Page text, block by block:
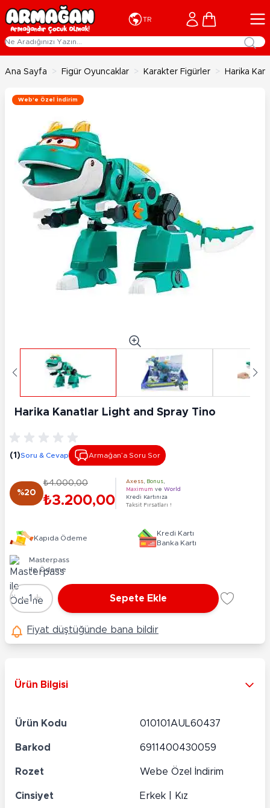
İçeriğe geç
TR Cart
Ana Sayfa > Figür Oyuncaklar > Karakter Figürler > Harika
Web'e Özel İndirim
Harika Kanatlar Light and Spray Tino
(1)Soru & Cevap Armağan’a Soru Sor
%20
₺4.000,00
₺3.200,00
Axess Bonus
Maximum ve World
Kredi Kartınıza
Taksit Fırsatları !
Kapıda Ödeme
Kredi Kartı
Banka Kartı
Masterpass
ile Ödeme
Adet
-1 + Sepete Ekle
Fiyat düştüğünde bana bildir
Ürün Bilgisi
Ürün Kodu 010101AUL60437
Barkod 6911400430059
Rozet Webe Özel İndirim
Cinsiyet Erkek | Kız